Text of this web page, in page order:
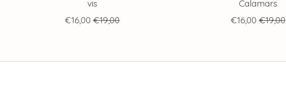
vis
€16,00 €19,00
Calamars
€16,00 €19,00